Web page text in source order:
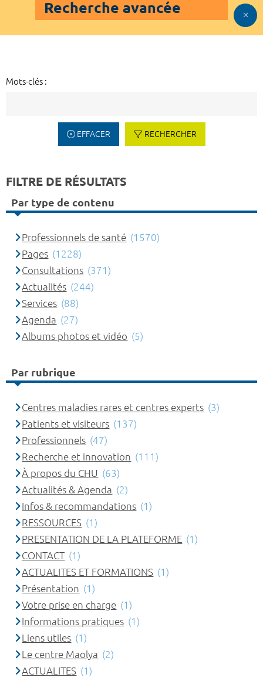
Recherche avancée
Mots-clés :
EFFACER RECHERCHER
FILTRE DE RÉSULTATS
Par type de contenu
Professionnels de santé (1570)
Pages (1228)
Consultations (371)
Actualités (244)
Services (88)
Agenda (27)
Albums photos et vidéo (5)
Par rubrique
Centres maladies rares et centres experts (3)
Patients et visiteurs (137)
Professionnels (47)
Recherche et innovation (111)
À propos du CHU (63)
Actualités & Agenda (2)
Infos & recommandations (1)
RESSOURCES (1)
PRESENTATION DE LA PLATEFORME (1)
CONTACT (1)
ACTUALITES ET FORMATIONS (1)
Présentation (1)
Votre prise en charge (1)
Informations pratiques (1)
Liens utiles (1)
Le centre Maolya (2)
ACTUALITES (1)